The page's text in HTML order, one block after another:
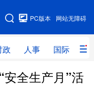
网站无障碍
PC版本
政 人事 国际 财
时政 人事
全生产月”活